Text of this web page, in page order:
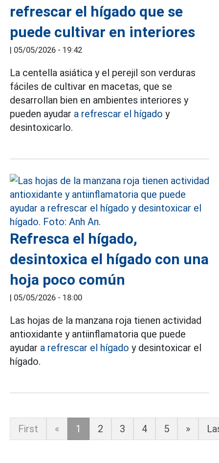
refrescar el hígado que se
puede cultivar en interiores
| 05/05/2026 - 19:42
La centella asiática y el perejil son verduras
fáciles de cultivar en macetas, que se
desarrollan bien en ambientes interiores y
pueden ayudar a refrescar el hígado y
desintoxicarlo.
Refresca el hígado,
desintoxica el hígado con una
hoja poco común
| 05/05/2026 - 18:00
Las hojas de la manzana roja tienen actividad
antioxidante y antiinflamatoria que puede
ayudar a refrescar el hígado y desintoxicar el
hígado.
First « 1 2 3 4 5 »